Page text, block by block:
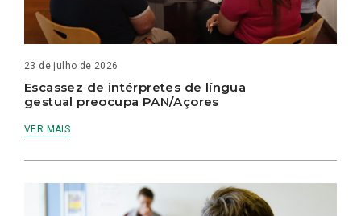
23 de julho de 2026
Escassez de intérpretes de língua
gestual preocupa PAN/Açores
VER MAIS